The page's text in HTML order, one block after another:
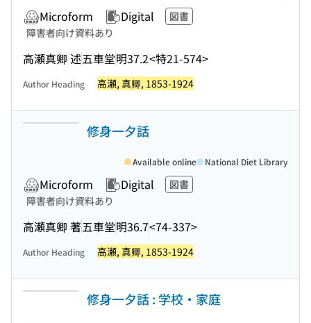
Microform Digital
図書
障害者向け資料あり
高瀬真卿 述五車堂明37.2<特21-574>
Author Heading 高瀬, 真卿, 1853-1924
修身一夕話
Microform Digital
図書
障害者向け資料あり
高瀬真卿 著五車堂明36.7<74-337>
Available online National Diet Library
Author Heading 高瀬, 真卿, 1853-1924
修身一夕話 : 学校・家庭